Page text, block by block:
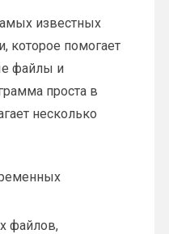
известных
которое помогает
файлы и
проста в
несколько
файлов,